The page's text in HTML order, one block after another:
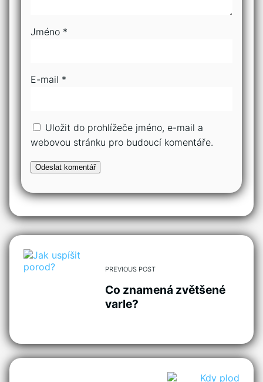
Jméno *
E-mail *
Uložit do prohlížeče jméno, e-mail a
webovou stránku pro budoucí komentáře.
PREVIOUS POST
Co znamená zvětšené
varle?